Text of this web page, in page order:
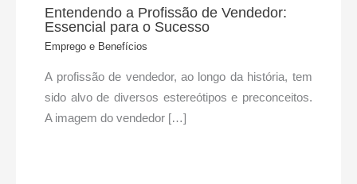
Entendendo a Profissão de Vendedor:
Essencial para o Sucesso
Emprego e Benefícios
A profissão de vendedor, ao longo da história, tem
sido alvo de diversos estereótipos e preconceitos.
A imagem do vendedor […]